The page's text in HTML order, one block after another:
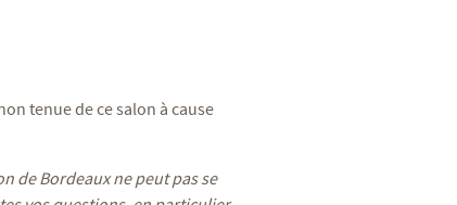
tenue de ce salon à cause
de Bordeaux ne peut pas se